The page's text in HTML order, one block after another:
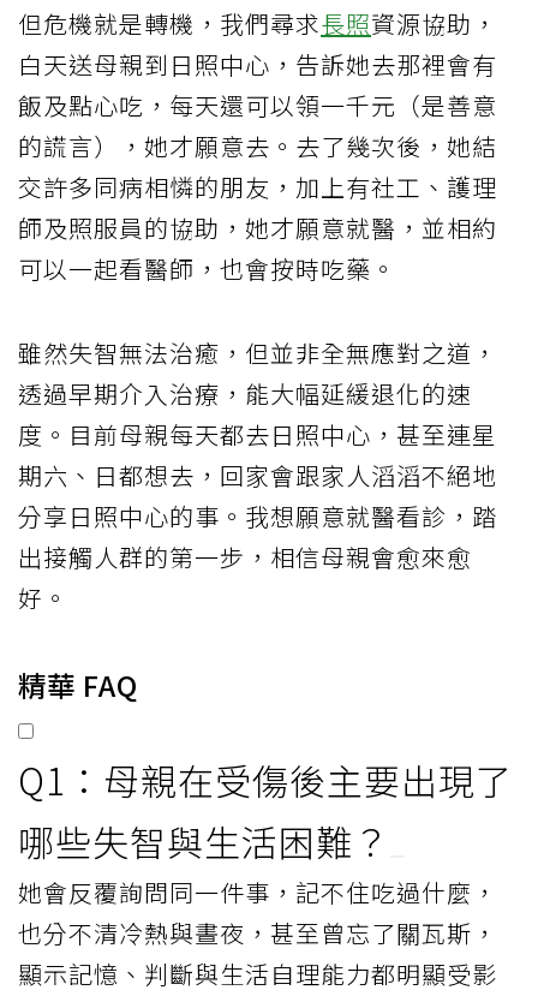
但危機就是轉機，我們尋求長照資源協助，
白天送母親到日照中心，告訴她去那裡會有
飯及點心吃，每天還可以領一千元（是善意
的謊言），她才願意去。去了幾次後，她結
交許多同病相憐的朋友，加上有社工、護理
師及照服員的協助，她才願意就醫，並相約
可以一起看醫師，也會按時吃藥。
雖然失智無法治癒，但並非全無應對之道，
透過早期介入治療，能大幅延緩退化的速
度。目前母親每天都去日照中心，甚至連星
期六、日都想去，回家會跟家人滔滔不絕地
分享日照中心的事。我想願意就醫看診，踏
出接觸人群的第一步，相信母親會愈來愈
好。
精華 FAQ
Q1：母親在受傷後主要出現了
哪些失智與生活困難？
她會反覆詢問同一件事，記不住吃過什麼，
也分不清冷熱與晝夜，甚至曾忘了關瓦斯，
顯示記憶、判斷與生活自理能力都明顯受影